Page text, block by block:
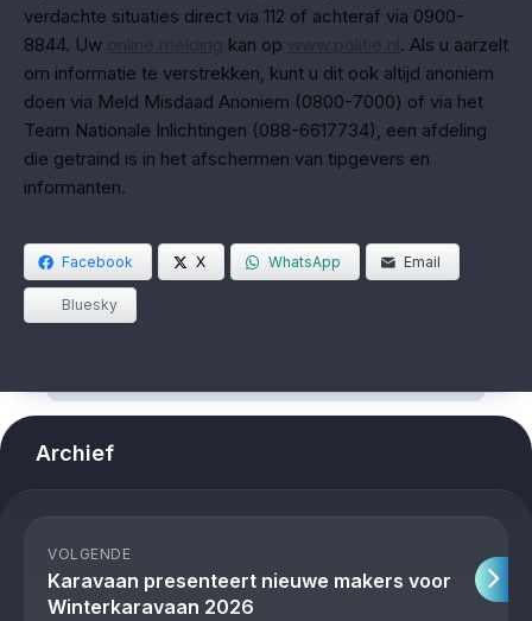
verdachte situaties direct via 112 of achteraf via 0900-
8844. Uw
kan op
. Als u aarzelt
om informatie te verstrekken, kunt u dit ook altijd anoniem
doen via Meld Misdaad Anoniem (0800-7000) of via het
Team Nationale Inlichtingen (088-6617734), een afdeling
die getraind is in het afschermen van tipgevers en
informanten.
Facebook X WhatsApp Email
Bluesky
Archief
VOLGENDE
Karavaan presenteert nieuwe makers voor
Winterkaravaan 2026